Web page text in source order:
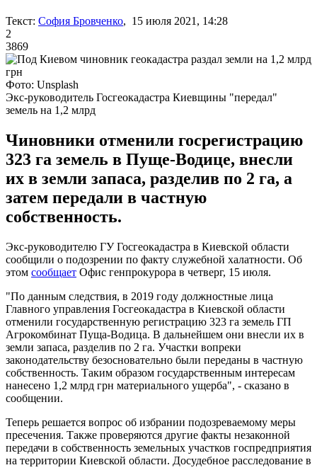
Текст: София Бровченко, 15 июля 2021, 14:28
2
3869
Фото: Unsplash
Экс-руководитель Госгеокадастра Киевщины "передал"
земель на 1,2 млрд
Чиновники отменили госрегистрацию
323 га земель в Пуще-Водице, внесли
их в земли запаса, разделив по 2 га, а
затем передали в частную
собственность.
Экс-руководителю ГУ Госгеокадастра в Киевской области
сообщили о подозрении по факту служебной халатности. Об
этом сообщает Офис генпрокурора в четверг, 15 июля.
"По данным следствия, в 2019 году должностные лица
Главного управления Госгеокадастра в Киевской области
отменили государственную регистрацию 323 га земель ГП
Агрокомбинат Пуща-Водица. В дальнейшем они внесли их в
земли запаса, разделив по 2 га. Участки вопреки
законодательству безосновательно были переданы в частную
собственность. Таким образом государственным интересам
нанесено 1,2 млрд грн материального ущерба", - сказано в
сообщении.
Теперь решается вопрос об избрании подозреваемому меры
пресечения. Также проверяются другие факты незаконной
передачи в собственность земельных участков госпредприятия
на территории Киевской области. Досудебное расследование в